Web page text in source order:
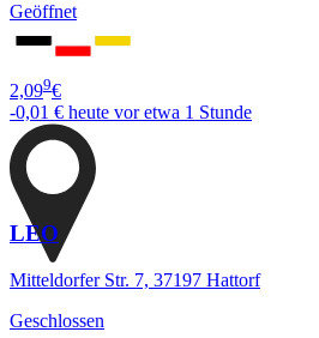
Geöffnet
2,099€
-0,01 € heute vor etwa 1 Stunde
LEO
Mitteldorfer Str. 7, 37197 Hattorf
Geschlossen